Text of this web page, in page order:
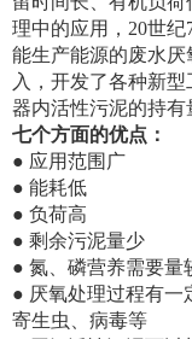
理中的应用，20世纪
能生产能源的废水
入，开发了各种新
器内活性污泥的持有
七个方面的优点：
● 应用范围广
● 能耗低
● 负荷高
● 剩余污泥量少
● 氮、磷营养需要量
● 厌氧处理过程有一
寄生虫、病毒等